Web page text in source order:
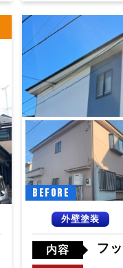
BEFORE
外壁塗装
内容 フ